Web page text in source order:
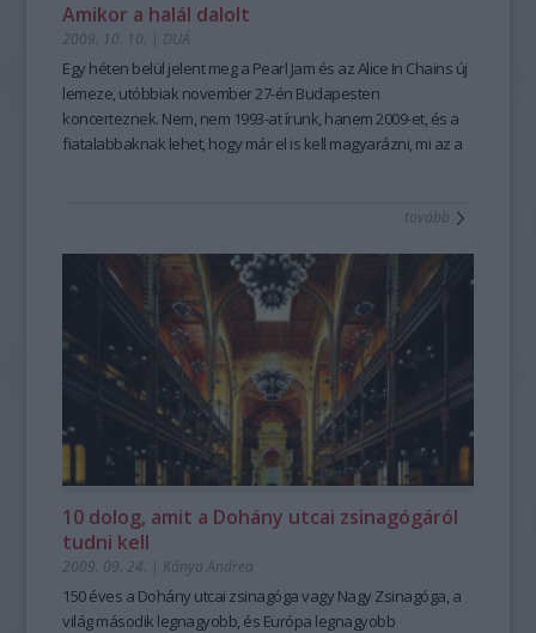
Amikor a halál dalolt
2009. 10. 10. | DUÁ
Egy héten belül jelent meg a Pearl Jam és az Alice In Chains új
lemeze, utóbbiak november 27-én Budapesten
koncerteznek. Nem, nem 1993-at írunk, hanem 2009-et, és a
fiatalabbaknak lehet, hogy már el is kell magyarázni, mi az a
tovább
10 dolog, amit a Dohány utcai zsinagógáról
tudni kell
2009. 09. 24. | Kánya Andrea
150 éves a Dohány utcai zsinagóga vagy Nagy Zsinagóga, a
világ második legnagyobb, és Európa legnagyobb